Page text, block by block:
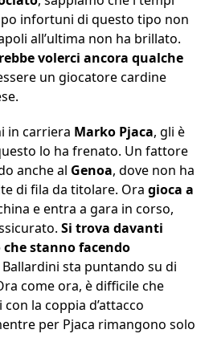
infortuni di questo tipo non
all’ultima non ha brillato.
volerci ancora qualche
un giocatore cardine
in carriera Marko Pjaca, gli è
lo ha frenato. Un fattore
anche al Genoa, dove non ha
di fila da titolare. Ora gioca a
e entra a gara in corso,
Si trova davanti
stanno facendo
Ballardini sta puntando su di
come ora, è difficile che
la coppia d’attacco
per Pjaca rimangono solo